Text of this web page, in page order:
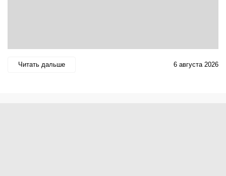
Читать дальше 6 августа 2026